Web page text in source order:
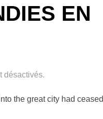
EN
désactivés.
the great city had ceased